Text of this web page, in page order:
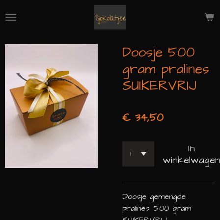
direct
de
Doosje 500
gram pralines
SUIKERVRIJ
€ 34,50
In
winkelwagen
Doosje gemengde
pralines 500 gram